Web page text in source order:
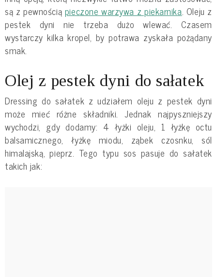
są z pewnością pieczone warzywa z piekarnika. Oleju z
pestek dyni nie trzeba dużo wlewać. Czasem
wystarczy kilka kropel, by potrawa zyskała pożądany
smak.
Olej z pestek dyni do sałatek
Dressing do sałatek z udziałem oleju z pestek dyni
może mieć różne składniki. Jednak najpyszniejszy
wychodzi, gdy dodamy: 4 łyżki oleju, 1 łyżkę octu
balsamicznego, łyżkę miodu, ząbek czosnku, sól
himalajską, pieprz. Tego typu sos pasuje do sałatek
takich jak: